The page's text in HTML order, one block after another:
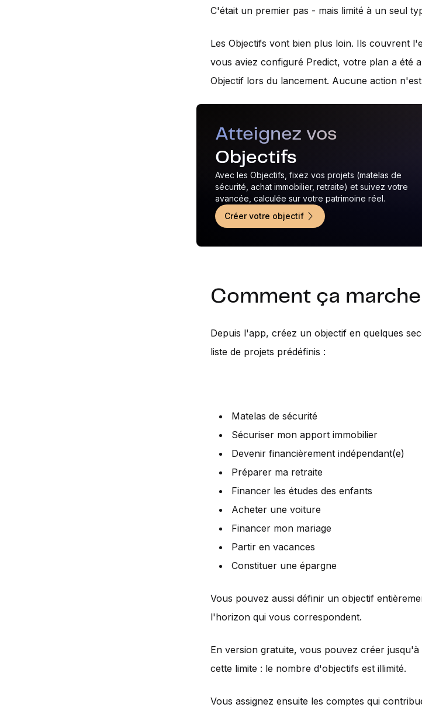
C'était un premier pas - mais limité à un seul
Les Objectifs vont bien plus loin. Ils couvrent
vous aviez configuré Predict, votre plan a été
Objectif lors du lancement. Aucune action
Atteignez vos
Objectifs
Avec les Objectifs, fixez vos projets (matelas de
sécurité, achat immobilier, retraite) et suivez votre
avancée, calculée sur votre patrimoine réel.
Créer votre objectif
Comment ça
Depuis l'app, créez un objectif en quelques
liste de projets prédéfinis :
Matelas de sécurité
Sécuriser mon apport immobilier
Devenir financièrement indépendant(e)
Préparer ma retraite
Financer les études des enfants
Acheter une voiture
Financer mon mariage
Partir en vacances
Constituer une épargne
Vous pouvez aussi définir un objectif
l'horizon qui vous correspondent.
En version gratuite, vous pouvez créer jusqu'à
cette limite : le nombre d'objectifs est illimité.
Vous assignez ensuite les comptes qui